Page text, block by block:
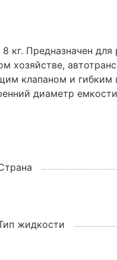
Предназначен для
хозяйстве,
клапаном и
диаметр
жидкости